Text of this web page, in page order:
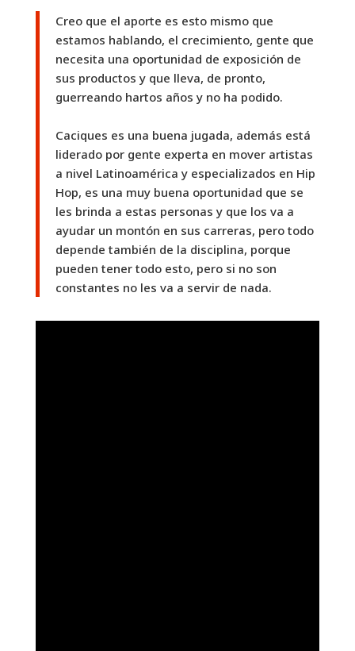
Creo que el aporte es esto mismo que
estamos hablando, el crecimiento, gente que
necesita una oportunidad de exposición de
sus productos y que lleva, de pronto,
guerreando hartos años y no ha podido.
Caciques es una buena jugada, además está
liderado por gente experta en mover artistas
a nivel Latinoamérica y especializados en Hip
Hop, es una muy buena oportunidad que se
les brinda a estas personas y que los va a
ayudar un montón en sus carreras, pero todo
depende también de la disciplina, porque
pueden tener todo esto, pero si no son
constantes no les va a servir de nada.